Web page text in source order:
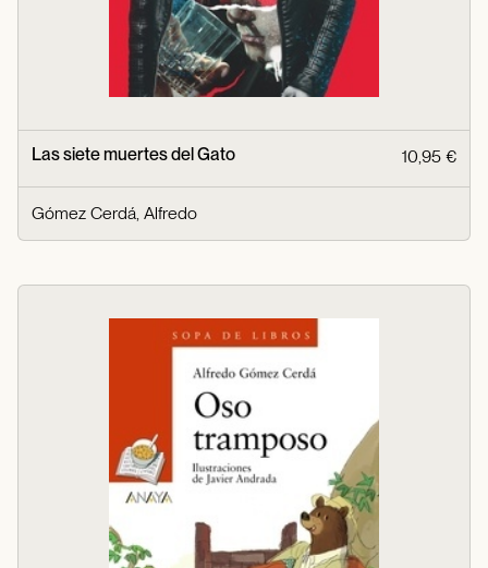
Las siete muertes del Gato 10,95 €
Gómez Cerdá, Alfredo